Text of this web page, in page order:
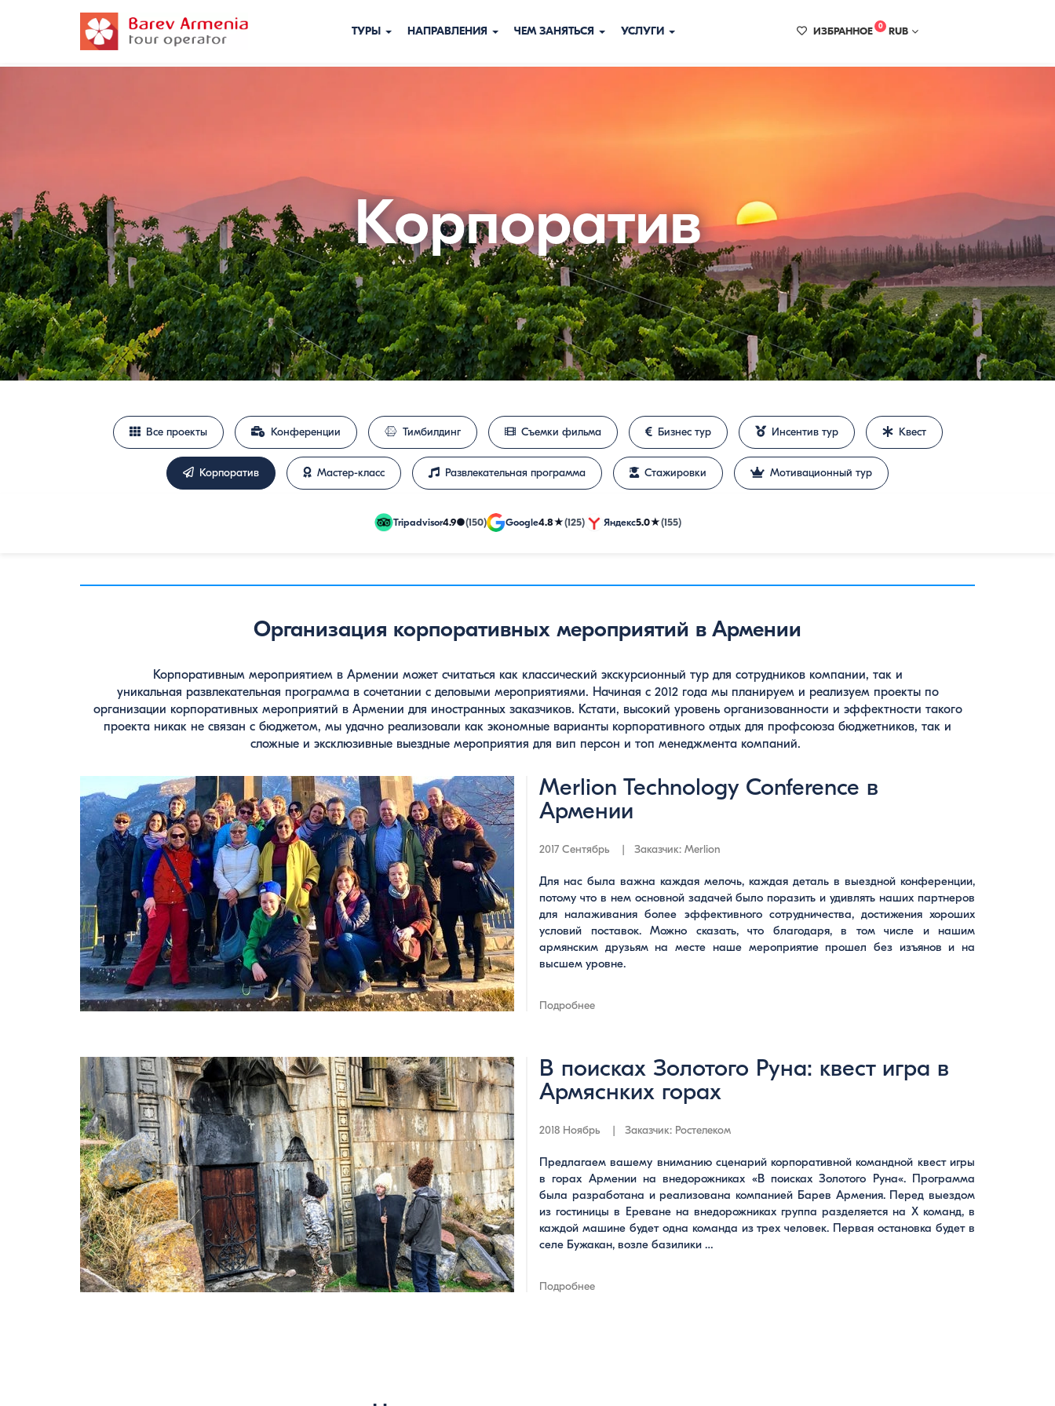
ТУРЫ НАПРАВЛЕНИЯ ЧЕМ ЗАНЯТЬСЯ УСЛУГИ ИЗБРАННОЕ 0 RUB
Корпоратив
Все проекты Конференции Тимбилдинг Съемки фильма Бизнес тур Инсентив тур Квест
Корпоратив Мастер-класс Развлекательная программа Стажировки Мотивационный тур
Tripadvisor4.9●(150) Google4.8★(125) Яндекс5.0★(155)
Организация корпоративных мероприятий в Армении
Корпоративным мероприятием в Армении может считаться как классический экскурсионный тур для сотрудников компании, так и
уникальная развлекательная программа в сочетании с деловыми мероприятиями. Начиная с 2012 года мы планируем и реализуем проекты по
организации корпоративных мероприятий в Армении для иностранных заказчиков. Кстати, высокий уровень организованности и эффектности такого
проекта никак не связан с бюджетом, мы удачно реализовали как экономные варианты корпоративного отдых для профсоюза бюджетников, так и
сложные и эксклюзивные выездные мероприятия для вип персон и топ менеджмента компаний.
Merlion Technology Conference в
Армении
2017 Сентябрь | Заказчик: Merlion
Для нас была важна каждая мелочь, каждая деталь в выездной конференции,
потому что в нем основной задачей было поразить и удивлять наших партнеров
для налаживания более эффективного сотрудничества, достижения хороших
условий поставок. Можно сказать, что благодаря, в том числе и нашим
армянским друзьям на месте наше мероприятие прошел без изъянов и на
высшем уровне.
Подробнее
В поисках Золотого Руна: квест игра в
Армяснких горах
2018 Ноябрь | Заказчик: Ростелеком
Предлагаем вашему вниманию сценарий корпоративной командной квест игры
в горах Армении на внедорожниках «В поисках Золотого Руна«. Программа
была разработана и реализована компанией Барев Армения. Перед выездом
из гостиницы в Ереване на внедорожниках группа разделяется на X команд, в
каждой машине будет одна команда из трех человек. Первая остановка будет в
селе Бужакан, возле базилики …
Подробнее